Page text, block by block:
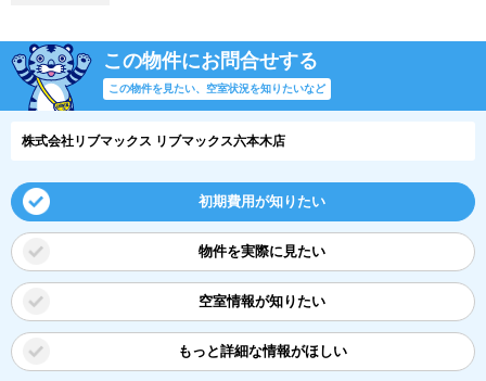
この物件にお問合せする
この物件を見たい、空室状況を知りたいなど
株式会社リブマックス リブマックス六本木店
初期費用が知りたい
物件を実際に見たい
空室情報が知りたい
もっと詳細な情報がほしい